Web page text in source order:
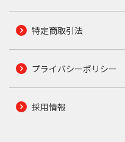
特定商取引法
プライバシーポリシー
採用情報